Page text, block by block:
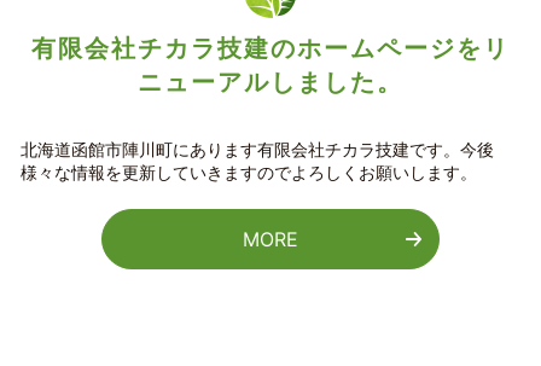
有限会社チカラ技建のホームページをリ
ニューアルしました。
北海道函館市陣川町にあります有限会社チカラ技建です。今後
様々な情報を更新していきますのでよろしくお願いします。
MORE